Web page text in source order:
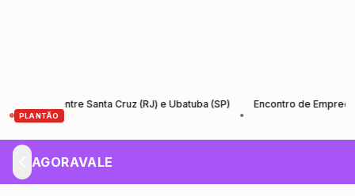
PLANTÃO
entre Santa Cruz (RJ) e Ubatuba (SP)
Encontro de
AGORAVALE